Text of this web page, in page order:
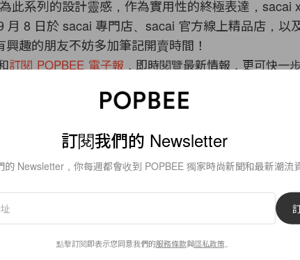
此系列的設計靈感，作為實用性的終極表達，sacai
月 8 日於 sacai 專門店、sacai 官方線上精品店，以
趣的朋友不妨多加筆記開賣時間！
訂閱 POPBEE 電子報 ，即時閱覽最新情報，更可快一
除了這篇外，最近還有以下的報導值得你留意：
菜籃：Quiet Fashion 代表，這一款 1+1 手袋人見人
本酒店直接讓你在「海上卡拉 OK 桶」大展歌喉！
這款防曬噴霧，已經成為女生們的化妝包好物！
，你每週都會收到 POPBEE 獨家時尚新聞和最新潮流資訊。
訂閱我們的 Newsletter
的 Newsletter，你每週都會收到 POPBEE 獨家時尚新聞和最新潮流資
點擊訂閱即表示您同意我們的服務條款與隱私政策